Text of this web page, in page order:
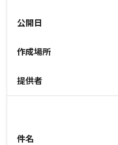
公開日
作成場所
提供者
件名